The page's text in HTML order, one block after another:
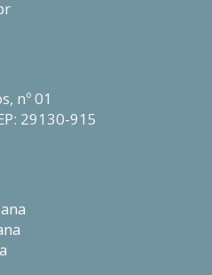
nº 01
29130-915